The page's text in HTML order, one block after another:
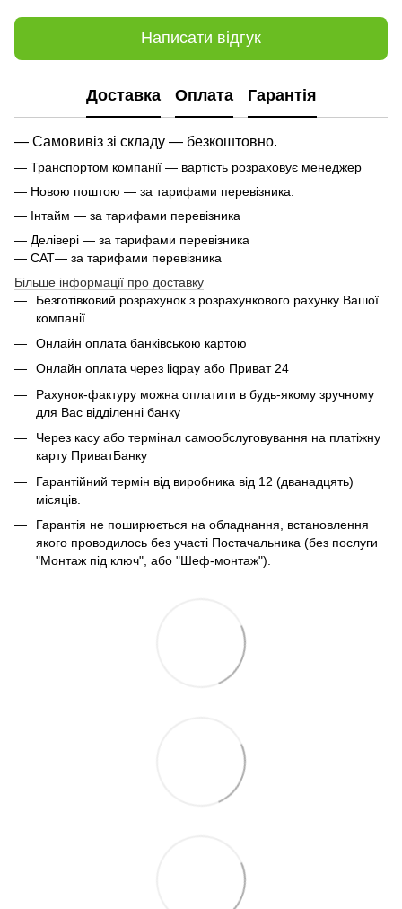
Написати відгук
Доставка Оплата Гарантія
— Самовивіз зі складу — безкоштовно.
— Транспортом компанії — вартість розраховує менеджер
— Новою поштою — за тарифами перевізника.
— Інтайм — за тарифами перевізника
— Делівері — за тарифами перевізника
— САТ— за тарифами перевізника
Більше інформації про доставку
Безготівковий розрахунок з розрахункового рахунку Вашої
компанії
Онлайн оплата банківською картою
Онлайн оплата через liqpay або Приват 24
Рахунок-фактуру можна оплатити в будь-якому зручному
для Вас відділенні банку
Через касу або термінал самообслуговування на платіжну
карту ПриватБанку
Гарантійний термін від виробника від 12 (дванадцять)
місяців.
Гарантія не поширюється на обладнання, встановлення
якого проводилось без участі Постачальника (без послуги
"Монтаж під ключ", або "Шеф-монтаж").